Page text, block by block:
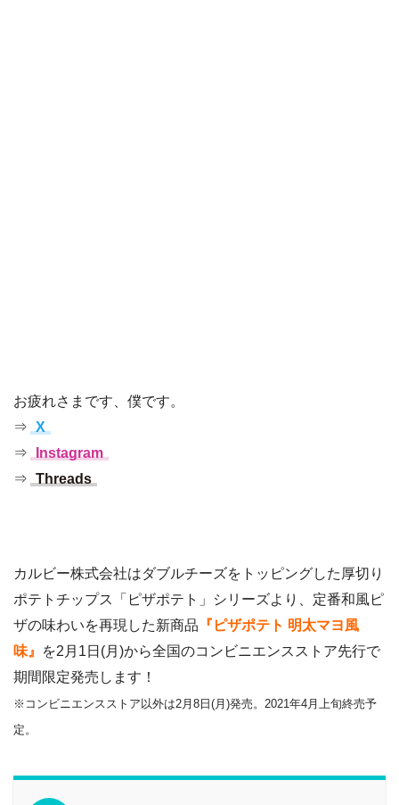
お疲れさまです、僕です。
⇒ X
⇒
Instagram
⇒ Threads
カルビー株式会社はダブルチーズをトッピングした厚切り
ポテトチップス「ピザポテト」シリーズより、定番和風ピ
ザの味わいを再現した新商品 『ピザポテト 明太マヨ風
味』
を2月1日(月)から全国のコンビニエンスストア先行で
期間限定発売します！
※コンビニエンスストア以外は2月8日(月)発売。2021年4月上旬終売予
定。